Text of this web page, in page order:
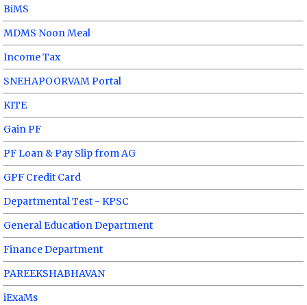
BiMS
MDMS Noon Meal
Income Tax
SNEHAPOORVAM Portal
KITE
Gain PF
PF Loan & Pay Slip from AG
GPF Credit Card
Departmental Test - KPSC
General Education Department
Finance Department
PAREEKSHABHAVAN
iExaMs